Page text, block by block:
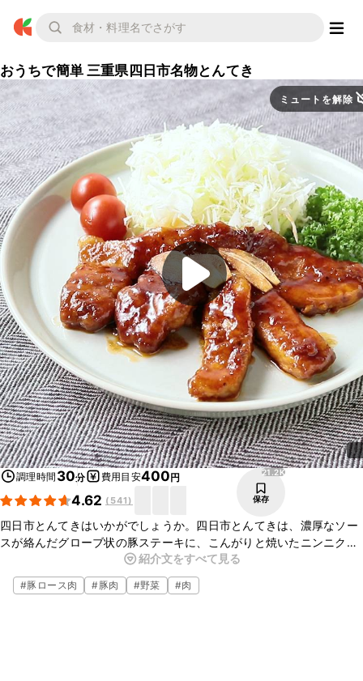
おうちで簡単 三重県四日市名物とんてき
ミュートを解除
調理時間 30分 費用目安400円
4.62 ( 541)
21.2K
保存
四日市とんてきはいかがでしょうか。四日市とんてきは、濃厚なソー
スが絡んだグローブ状の豚ステーキに、こんがりと焼いたニンニクや
千切りのキャベツを添えるのが特徴です。ソースにケチャップを加え
て、甘辛く仕上げました。ぜひ、お試しくださいね。
紹介文をすべて見る
#豚ロース肉 #豚肉 #野菜 #肉